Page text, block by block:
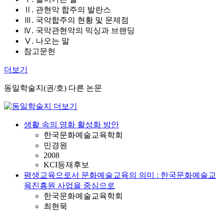
Ⅱ. 관현악 합주의 발란스
Ⅲ. 국악합주의 현황 및 문제점
Ⅳ. 국악관현악의 믹싱과 브랜딩
Ⅴ. 나오는 말
참고문헌
더보기
동일학술지(권/호) 다른 논문
생활 속의 영화 활성화 방안
한국문화예술교육학회
민경원
2008
KCI등재후보
평생교육으로서 문화예술교육의 의미 : 한국문화예술교
육진흥원 사업을 중심으로
한국문화예술교육학회
최현묵